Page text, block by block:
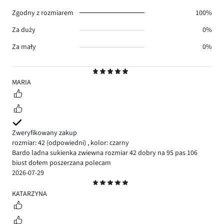
5
MARIA
Zweryfikowany zakup
rozmiar: 42 (odpowiedni) , kolor: czarny
Bardo ladna sukienka zwiewna rozmiar 42 dobry na 95 pas 106
biust dołem poszerzana polecam
2026-07-29
5
KATARZYNA
Zgodny z rozmiarem
100%
Za duży
0%
Za mały
0%